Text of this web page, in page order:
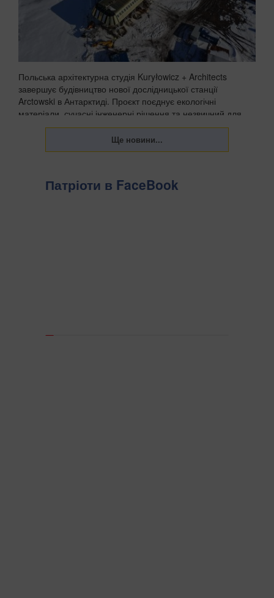
Польська архітектурна студія Kuryłowicz + Architects
завершує будівництво нової дослідницької станції
Arctowski в Антарктиді. Проєкт поєднує екологічні
матеріали, сучасні інженерні рішення та незвичний для
полярних баз акцент на комфорті людей, які пра...
Патріоти в FaceBook